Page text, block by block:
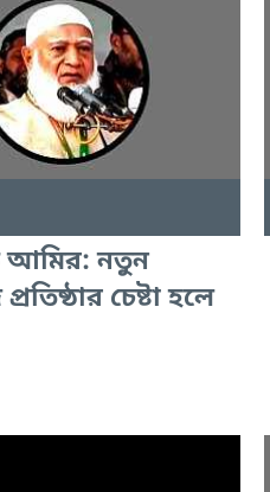
আমির: নতুন
চেষ্টা হলে